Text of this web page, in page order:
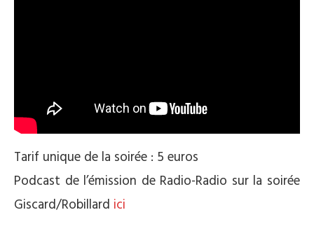
Tarif unique de la soirée : 5 euros
Podcast de l’émission de Radio-Radio sur la soirée
Giscard/Robillard ici